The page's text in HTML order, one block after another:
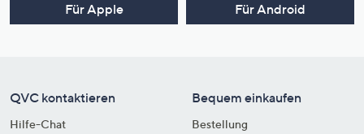
Für Apple Für Android
QVC kontaktieren
Hilfe-Chat
Bequem einkaufen
Bestellung